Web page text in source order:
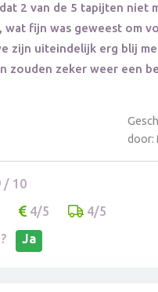
2 van de 5 tapijten niet
wat fijn was geweest om
zijn uiteindelijk erg blij
zouden zeker weer een
door:
/ 10
4/5
4/5
Ja